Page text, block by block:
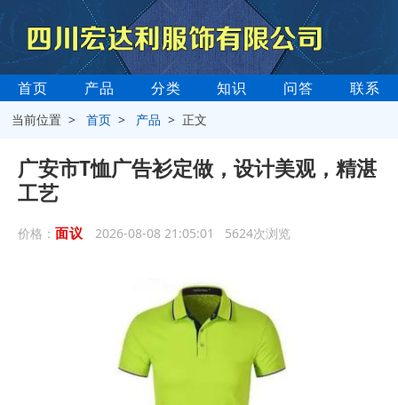
首页 产品 分类 知识 问答 联系
当前位置 >首页 > 产品 > 正文
广安市T恤广告衫定做，设计美观，精湛
工艺
价格： 面议 2026-08-08 21:05:01 5624次浏览